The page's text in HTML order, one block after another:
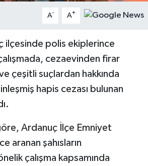
A- A+
ilçesinde polis ekiplerince
cezaevinden firar
çeşitli suçlardan hakkında
hapis cezası bulunan
Ardanuç İlçe Emniyet
aranan şahısların
çalışma kapsamında